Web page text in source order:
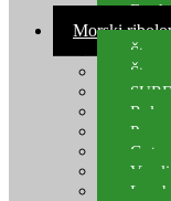
Morski
Role
Lov